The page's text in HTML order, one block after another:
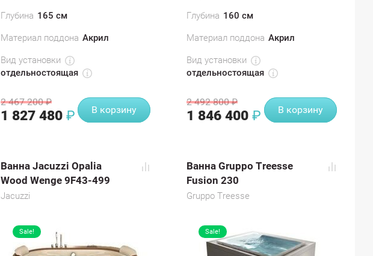
Глубина 165 см
Материал поддона Акрил
Вид установки
отдельностоящая
2 467 200 ₽
1 827 480 ₽ В корзину
Глубина 160 см
Материал поддона Акрил
Вид установки
отдельностоящая
2 492 800 ₽
1 846 400 ₽ В корзину
Ванна Jacuzzi Opalia
Wood Wenge 9F43-499
Jacuzzi
Sale!
Ванна Gruppo Treesse
Fusion 230
Gruppo Treesse
Sale!